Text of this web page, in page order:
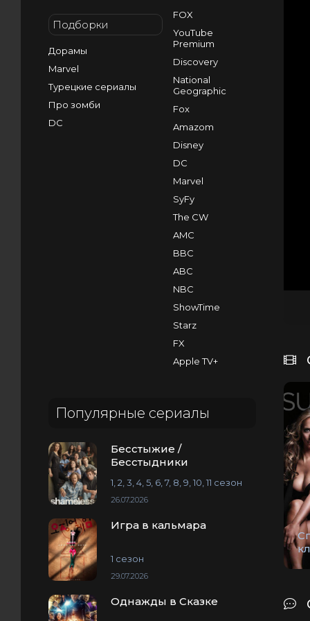
Подборки
Дорамы
Marvel
Турецкие сериалы
Про зомби
DC
FOX
YouTube
Premium
Discovery
National
Geographic
Fox
Amazom
Disney
DC
Marvel
SyFy
The CW
AMC
BBC
ABC
NBC
ShowTime
Starz
FX
Apple TV+
Популярные сериалы
Бесстыжие /
Бесстыдники
1, 2, 3, 4, 5, 6, 7, 8, 9, 10, 11 сезон
26.07.2026
Игра в кальмара
1 сезон
29.07.2026
Однажды в Сказке